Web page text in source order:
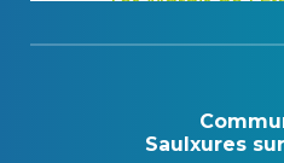
Saulxures